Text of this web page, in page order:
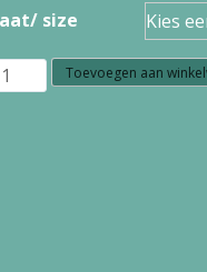
size
Toevoegen aan